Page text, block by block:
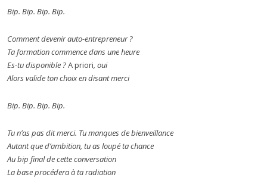
Bip. Bip. Bip. Bip.
Comment devenir auto-entrepreneur ?
Ta formation commence dans une heure
Es-tu disponible ?A priori, oui
Alors valide ton choix en disant merci
Bip. Bip. Bip. Bip.
Tu n’as pas dit merci. Tu manques de bienveillance
Autant que d’ambition, tu as loupé ta chance
Au bip final de cette conversation
La base procédera à ta radiation